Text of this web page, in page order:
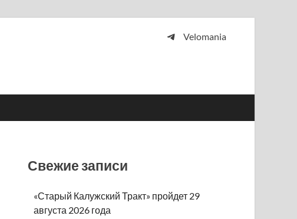
Velomania
Свежие записи
«Старый Калужский Тракт» пройдет 29
августа 2026 года